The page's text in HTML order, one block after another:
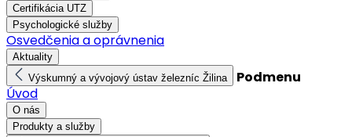
Certifikácia UTZ
Psychologické služby
Osvedčenia a oprávnenia
Aktuality
Výskumný a vývojový ústav železníc Žilina
Podmenu
Úvod
O nás
Produkty a služby